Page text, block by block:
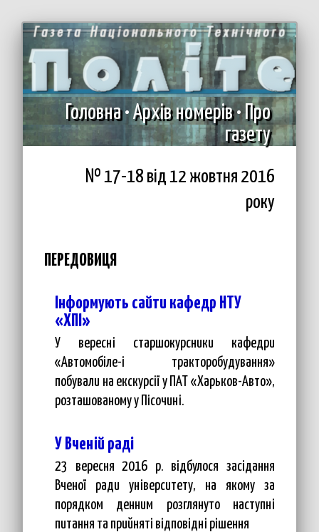
Головна• Архів номерів• Про
газету
№ 17-18 вiд 12 жовтня 2016
року
ПЕРЕДОВИЦЯ
Інформують сайти кафедр НТУ
«ХПІ»
У вересні старшокурсники кафедри
«Автомобіле-і тракторобудування»
побували на екскурсії у ПАТ «Харьков-Авто»,
розташованому у Пісочині.
У Вченій раді
23 вересня 2016 р. відбулося засідання
Вченої ради університету, на якому за
порядком денним розглянуто наступні
питання та прийняті відповідні рішення